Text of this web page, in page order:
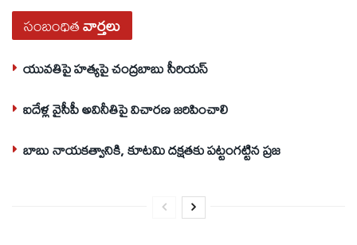
సంబంధితవార్తలు
యువతిపై హత్యపై చంద్రబాబు సీరియస్‌
ఐదేళ్ల వైసీపీ అవినీతిపై విచారణ జరిపించాలి
బాబు నాయకత్వానికి, కూటమి దక్షతకు పట్టంగట్టిన ప్రజ